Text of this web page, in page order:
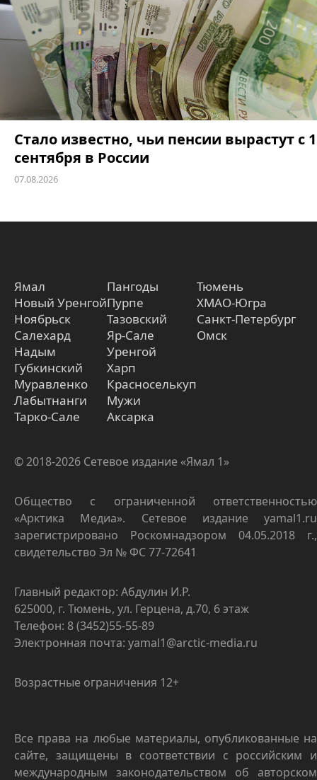
Стало известно, чьи пенсии вырастут с 1
сентября в России
07.08.2026
Ямал
Новый Уренгой
Ноябрьск
Салехард
Надым
Губкинский
Муравленко
Лабытнанги
Тарко-Сале
Пангоды
Пурпе
Тазовский
Яр-Сале
Уренгой
Харп
Красноселькуп
Мужи
Аксарка
Тюмень
ХМАО-Югра
Санкт-Петербург
Омск
© 2018-2026 Сетевое издание «Ямал 1»
Общество с ограниченной ответственностью
«Арктика Медиа». Сетевое издание yamal1.ru
зарегистрировано Роскомнадзором 04.05.2018 г.,
свидетельство Эл № ФС 77-72641
Главный редактор: Абдулин И.Р.
625000, г. Тюмень, ул. Герцена, д.70, 6 этаж
Телефон: 8 (3452)55-55-89
Электронная почта: yamal1@arctic-media.ru
Возрастные ограничения 12+
Все права на любые материалы, опубликованные на
сайте, защищены в соответствии с российским и
международным законодательством об авторском